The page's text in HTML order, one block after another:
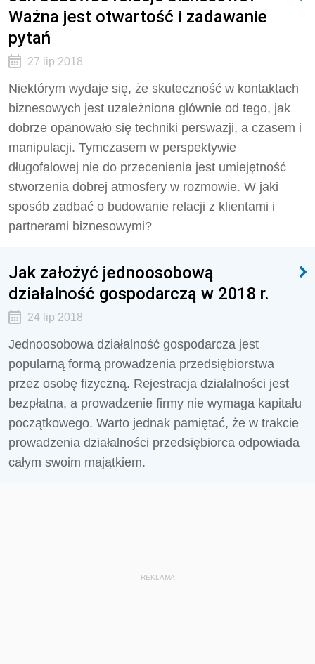
Ważna jest otwartość i zadawanie
pytań
27 lip 2018
Niektórym wydaje się, że skuteczność w kontaktach
biznesowych jest uzależniona głównie od tego, jak
dobrze opanowało się techniki perswazji, a czasem i
manipulacji. Tymczasem w perspektywie
długofalowej nie do przecenienia jest umiejętność
stworzenia dobrej atmosfery w rozmowie. W jaki
sposób zadbać o budowanie relacji z klientami i
partnerami biznesowymi?
Jak założyć jednoosobową
działalność gospodarczą w 2018 r.
24 lip 2018
Jednoosobowa działalność gospodarcza jest
popularną formą prowadzenia przedsiębiorstwa
przez osobę fizyczną. Rejestracja działalności jest
bezpłatna, a prowadzenie firmy nie wymaga kapitału
początkowego. Warto jednak pamiętać, że w trakcie
prowadzenia działalności przedsiębiorca odpowiada
całym swoim majątkiem.
REKLAMA